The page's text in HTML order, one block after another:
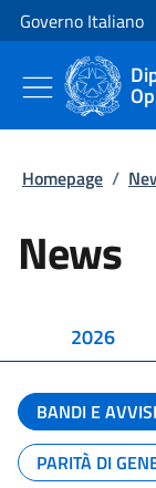
Vai al contenuto
Vai alla navigazione
Governo Italiano
Homepage /
News
2026
BANDI E AVVISI
PARITÀ DI